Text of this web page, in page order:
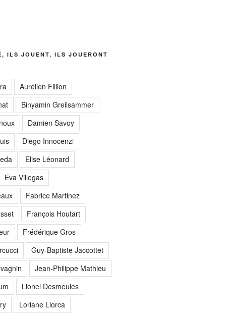
ILS JOUENT, ILS JOUERONT
Aurélien Fillion
Binyamin Greilsammer
Damien Savoy
Diego Innocenzi
Elise Léonard
Eva Villegas
Fabrice Martinez
François Houtart
Frédérique Gros
Guy-Baptiste Jaccottet
Jean-Philippe Mathieu
Lionel Desmeules
Loriane Llorca